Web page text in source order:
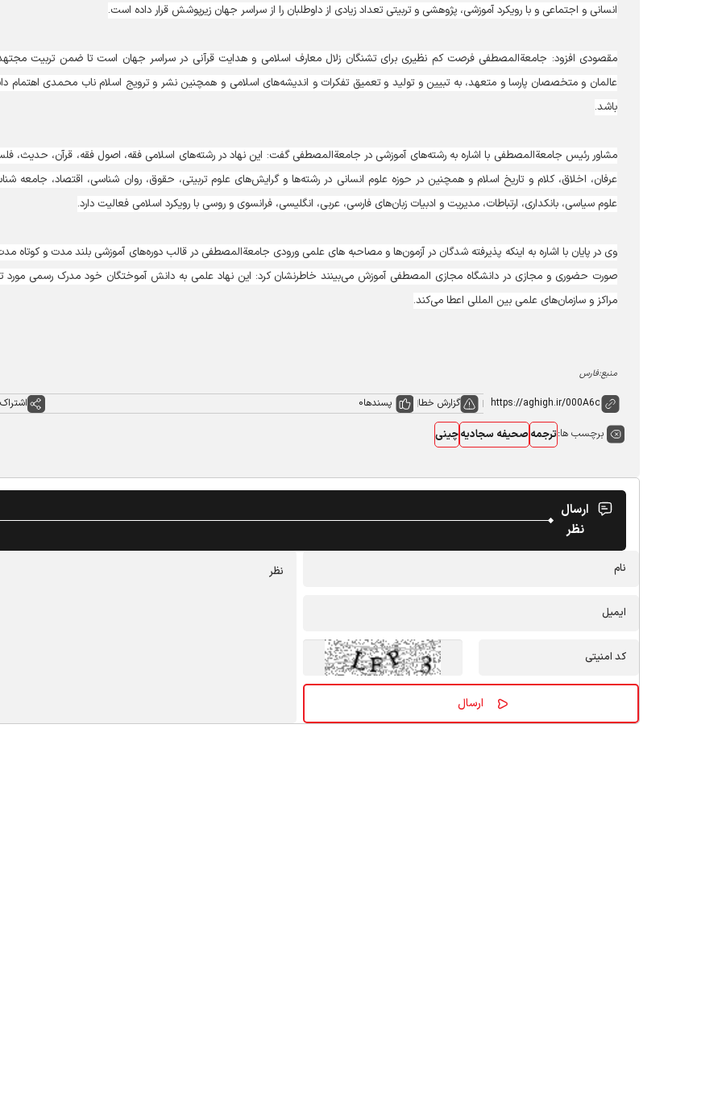
انسانی و اجتماعی و با رویکرد آموزشی، پژوهشی و تربیتی تعداد زیادی از داوطلبان را از سراسر جهان زیرپوشش قرار داده است.
مقصودی افزود: جامعةالمصطفی فرصت‌ کم نظیری برای ‌تشنگان زلال معارف اسلامی‌ و هدایت قرآنی در سراسر جهان است تا ضمن تربیت
عالمان و متخصصان پارسا و متعهد، به تبیین و تولید و تعمیق تفکرات و اندیشه‌های اسلامی و همچنین نشر و ترویج اسلام ناب محمدی اهتمام
باشد.
مشاور رئیس جامعةالمصطفی با اشاره به رشته‌های آموزشی در جامعةالمصطفی گفت: این نهاد در رشته‌های اسلامی فقه، اصول فقه، قرآن، حدیث،
عرفان، اخلاق، کلام و تاریخ اسلام و همچنین در حوزه علوم انسانی در رشته‌ها و گرایش‌های علوم تربیتی، حقوق، روان شناسی، اقتصاد، جامعه
علوم سیاسی، بانکداری، ارتباطات، مدیریت و ادبیات زبان‌های فارسی، عربی، انگلیسی، فرانسوی و روسی با رویکرد اسلامی فعالیت دارد.
وی در پایان با اشاره به اینکه پذیرفته شدگان در آزمون‌ها و مصاحبه های علمی ورودی جامعةالمصطفی در قالب دوره‌های آموزشی بلند مدت و کوتاه
صورت حضوری و مجازی در دانشگاه مجازی المصطفی آموزش می‌بینند خاطرنشان کرد: این نهاد علمی به دانش آموختگان خود مدرک رسمی مورد
مراکز و سازمان‌های علمی بین المللی اعطا می‌کند.
منبع:فارس
گزارش خطا پسندها0
برچسب ها:ترجمه صحیفه سجادیهچینی
ارسال
نظر